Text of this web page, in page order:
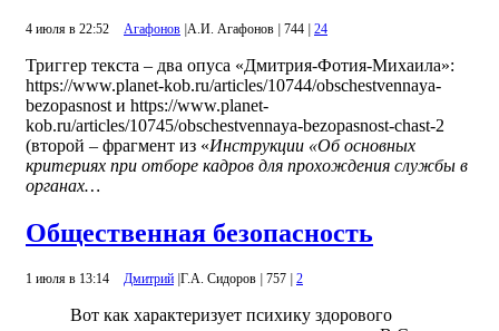
4 июля в 22:52 Агафонов А.И. Агафонов 744 24
Триггер текста – два опуса «Дмитрия-Фотия-Михаила»:
https://www.planet-kob.ru/articles/10744/obschestvennaya-
bezopasnost и https://www.planet-
kob.ru/articles/10745/obschestvennaya-bezopasnost-chast-2
(второй – фрагмент из «Инструкции «Об основных
критериях при отборе кадров для прохождения службы в
органах…
Общественная безопасность
1 июля в 13:14 Дмитрий Г.А. Сидоров 757 2
Вот как характеризует психику здорового